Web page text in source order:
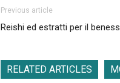
Previous article
Reishi ed estratti per il
RELATED ARTICLES